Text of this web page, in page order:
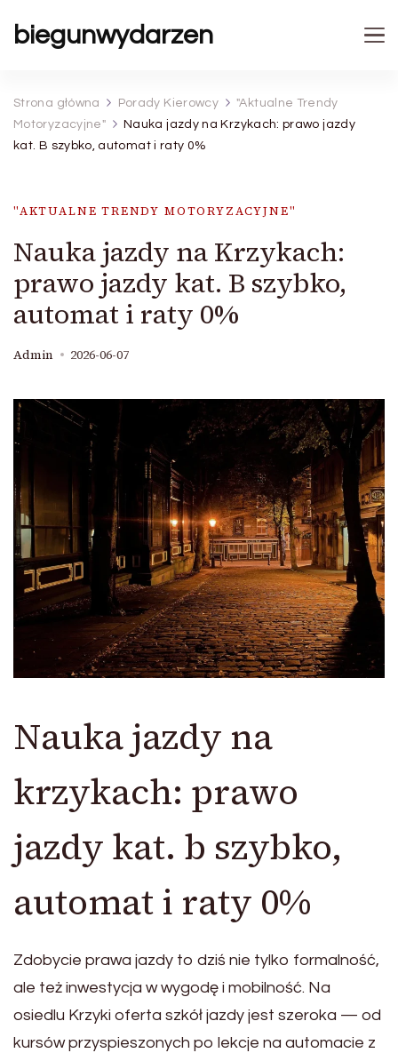
biegunwydarzen
Strona główna Porady Kierowcy
"Aktualne Trendy
Motoryzacyjne"
Nauka jazdy na Krzykach: prawo jazdy
kat. B szybko, automat i raty 0%
"AKTUALNE TRENDY MOTORYZACYJNE"
Nauka jazdy na Krzykach:
prawo jazdy kat. B szybko,
automat i raty 0%
Admin 2026-06-07
Nauka jazdy na
krzykach: prawo
jazdy kat. b szybko,
automat i raty 0%
Zdobycie prawa jazdy to dziś nie tylko formalność,
ale też inwestycja w wygodę i mobilność. Na
osiedlu Krzyki oferta szkół jazdy jest szeroka — od
kursów przyspieszonych po lekcje na automacie z